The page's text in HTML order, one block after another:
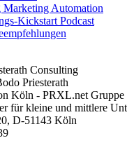
Marketing Automation
Kickstart Podcast
Consulting
Priesterath
Köln - PRXL.net Gruppe
für kleine und mittlere
D-51143 Köln